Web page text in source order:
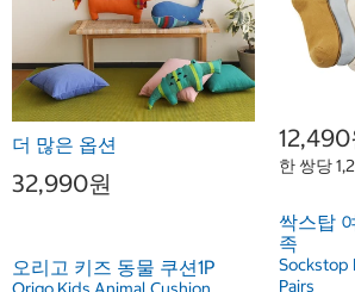
더 많은 옵션
32,990원
오리고 키즈 동물 쿠션1P
12,490
한 쌍당
싹스탑
족
Sockstop
Pairs